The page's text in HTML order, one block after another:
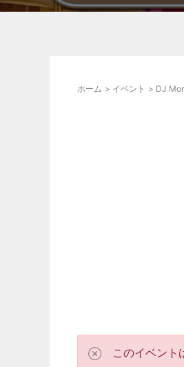
ホーム イベント DJ
このイベント